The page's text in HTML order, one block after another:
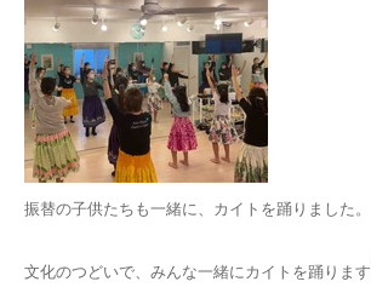
振替の子供たちも一緒に、カイトを踊りました。
文化のつどいで、みんな一緒にカイトを踊ります